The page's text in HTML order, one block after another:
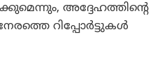
അദ്ദേഹത്തിന്റെ
റിപ്പോർട്ടുകൾ